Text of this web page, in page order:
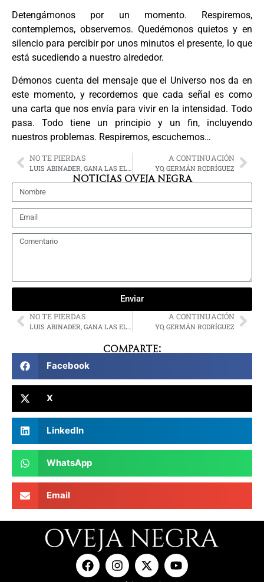
Detengámonos por un momento. Respiremos,
contemplemos, observemos. Quedémonos quietos y en
silencio para percibir por unos minutos el presente, lo que
está sucediendo a nuestro alrededor.
Démonos cuenta del mensaje que el Universo nos da en
este momento, y recordemos que cada señal es como
una carta que nos envía para vivir en la intensidad. Todo
pasa. Todo tiene un principio y un fin, incluyendo
nuestros problemas. Respiremos, escuchemos…
NO TE PIERDAS A CONTINUACIÓN
YO, GERMÁN RODRÍGUEZ
NOTICIAS OVEJA NEGRA
Enviar
NO TE PIERDAS A CONTINUACIÓN
YO, GERMÁN RODRÍGUEZ
Comparte:
Facebook
X
LinkedIn
WhatsApp
Email